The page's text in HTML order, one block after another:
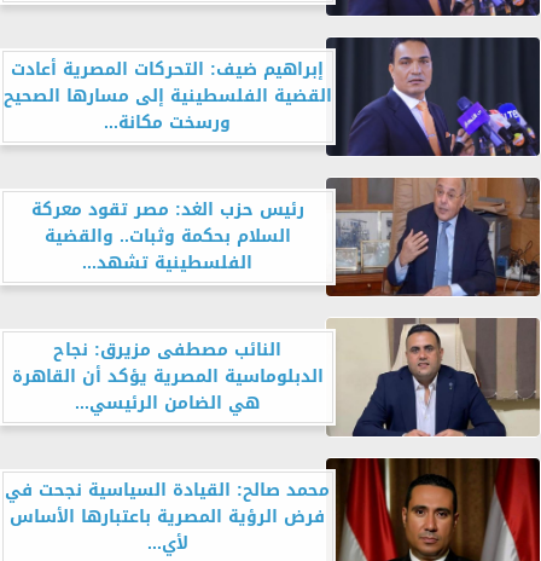
إبراهيم ضيف: التحركات المصرية أعادت
القضية الفلسطينية إلى مسارها الصحيح
ورسخت مكانة...
رئيس حزب الغد: مصر تقود معركة
السلام بحكمة وثبات.. والقضية
الفلسطينية تشهد...
النائب مصطفى مزيرق: نجاح
الدبلوماسية المصرية يؤكد أن القاهرة
هي الضامن الرئيسي...
محمد صالح: القيادة السياسية نجحت في
فرض الرؤية المصرية باعتبارها الأساس
لأي...